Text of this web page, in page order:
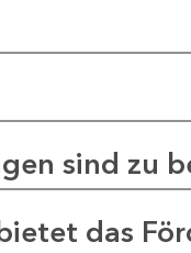
sind zu
das